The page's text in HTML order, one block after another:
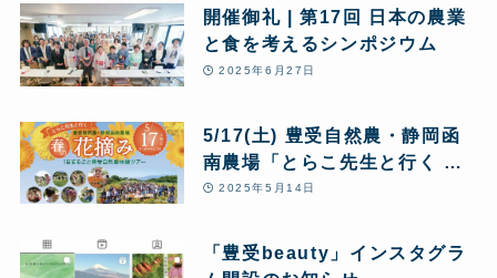
開催御礼 | 第17回 日本の農業
と食を考えるシンポジウム
2025年6月27日
5/17(土) 豊受自然農・静岡函
南農場「とらこ先生と行く 春
の花摘みツアー」1日まるごと
2025年5月14日
「豊受beauty」インスタグラ